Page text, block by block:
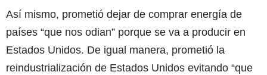
Así mismo, prometió dejar de comprar energía de
países “que nos odian” porque se va a producir en
Estados Unidos. De igual manera, prometió la
reindustrialización de Estados Unidos evitando “que